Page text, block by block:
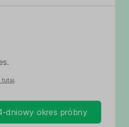
tutaj.
dniowy okres próbny